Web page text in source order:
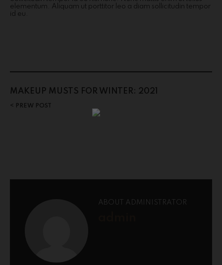
elementum. Aliquam ut porttitor leo a diam sollicitudin tempor
id eu.
MAKEUP MUSTS FOR WINTER: 2021
PREW POST
ABOUT ADMINISTRATOR